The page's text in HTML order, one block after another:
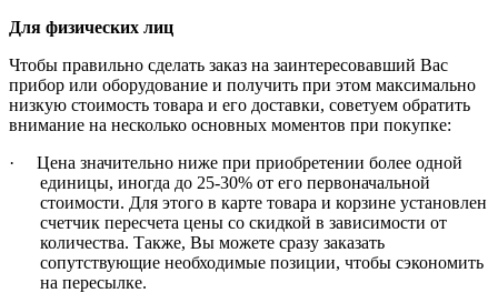
Для физических лиц
Чтобы правильно сделать заказ на заинтересовавший Вас
прибор или оборудование и получить при этом максимально
низкую стоимость товара и его доставки, советуем обратить
внимание на несколько основных моментов при покупке:
·
Цена значительно ниже при приобретении более одной
единицы, иногда до 25-30% от его первоначальной
стоимости. Для этого в карте товара и корзине установлен
счетчик пересчета цены со скидкой в зависимости от
количества. Также, Вы можете сразу заказать
сопутствующие необходимые позиции, чтобы сэкономить
на пересылке.